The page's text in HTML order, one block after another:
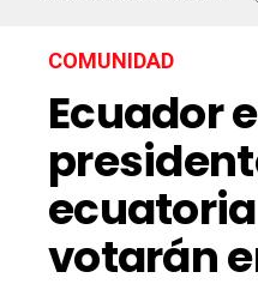
COMUNIDAD
Ecuador
votarán